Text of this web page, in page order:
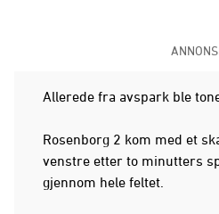
Allerede fra avspark ble
Rosenborg 2 kom med et
venstre etter to minutters
gjennom hele feltet.